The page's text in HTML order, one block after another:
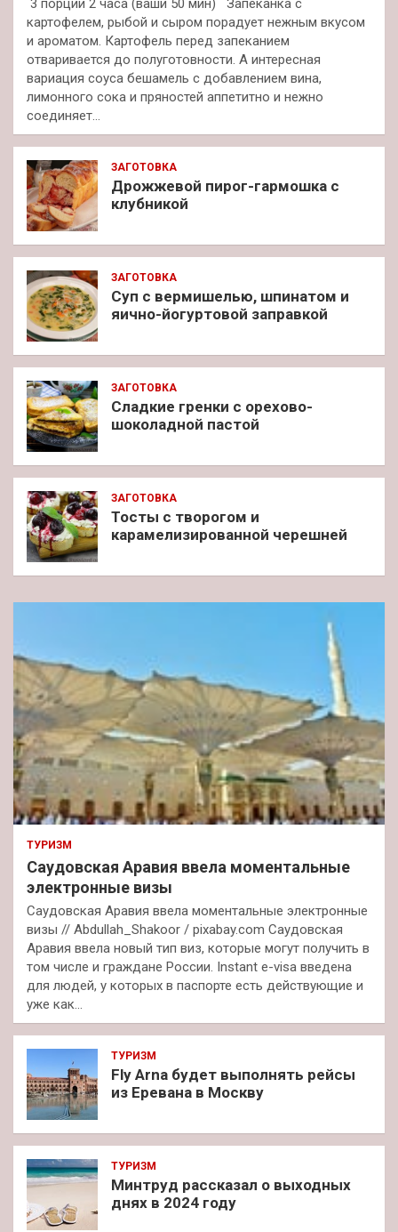
картофелем, рыбой и сыром порадует нежным вкусом
и ароматом. Картофель перед запеканием
отваривается до полуготовности. А интересная
вариация соуса бешамель с добавлением вина,
лимонного сока и пряностей аппетитно и нежно
соединяет…
ЗАГОТОВКА
Дрожжевой пирог-гармошка с
клубникой
ЗАГОТОВКА
Суп с вермишелью, шпинатом и
яично-йогуртовой заправкой
ЗАГОТОВКА
Сладкие гренки с орехово-
шоколадной пастой
ЗАГОТОВКА
Тосты с творогом и
карамелизированной черешней
ТУРИЗМ
Саудовская Аравия ввела моментальные
электронные визы
Саудовская Аравия ввела моментальные электронные
визы // Abdullah_Shakoor / pixabay.com Саудовская
Аравия ввела новый тип виз, которые могут получить в
том числе и граждане России. Instant e-visa введена
для людей, у которых в паспорте есть действующие и
уже как…
ТУРИЗМ
Fly Arna будет выполнять рейсы
из Еревана в Москву
ТУРИЗМ
Минтруд рассказал о выходных
днях в 2024 году